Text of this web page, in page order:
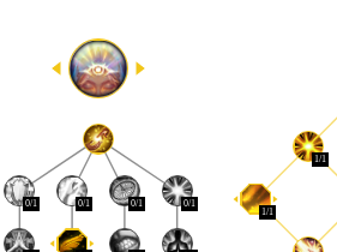
1/1
1/1
0/1 0/1 0/1 0/1